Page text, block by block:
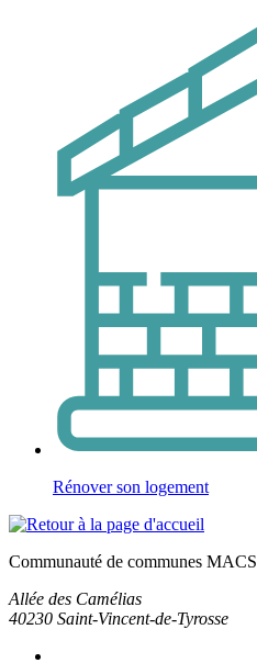
Rénover son logement
Communauté de communes MACS
Allée des Camélias
40230 Saint-Vincent-de-Tyrosse